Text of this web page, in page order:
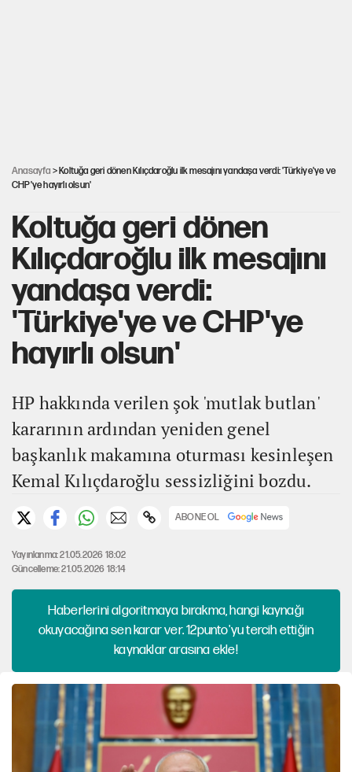
Anasayfa > Koltuğa geri dönen Kılıçdaroğlu ilk mesajını yandaşa verdi: 'Türkiye'ye ve
CHP'ye hayırlı olsun'
Koltuğa geri dönen
Kılıçdaroğlu ilk mesajını
yandaşa verdi:
'Türkiye'ye ve CHP'ye
hayırlı olsun'
HP hakkında verilen şok 'mutlak butlan'
kararının ardından yeniden genel
başkanlık makamına oturması kesinleşen
Kemal Kılıçdaroğlu sessizliğini bozdu.
ABONE OL
Yayınlanma: 21.05.2026 18:02
Güncelleme: 21.05.2026 18:14
Haberlerini algoritmaya bırakma, hangi kaynağı
okuyacağına sen karar ver. 12punto'yu tercih ettiğin
kaynaklar arasına ekle!